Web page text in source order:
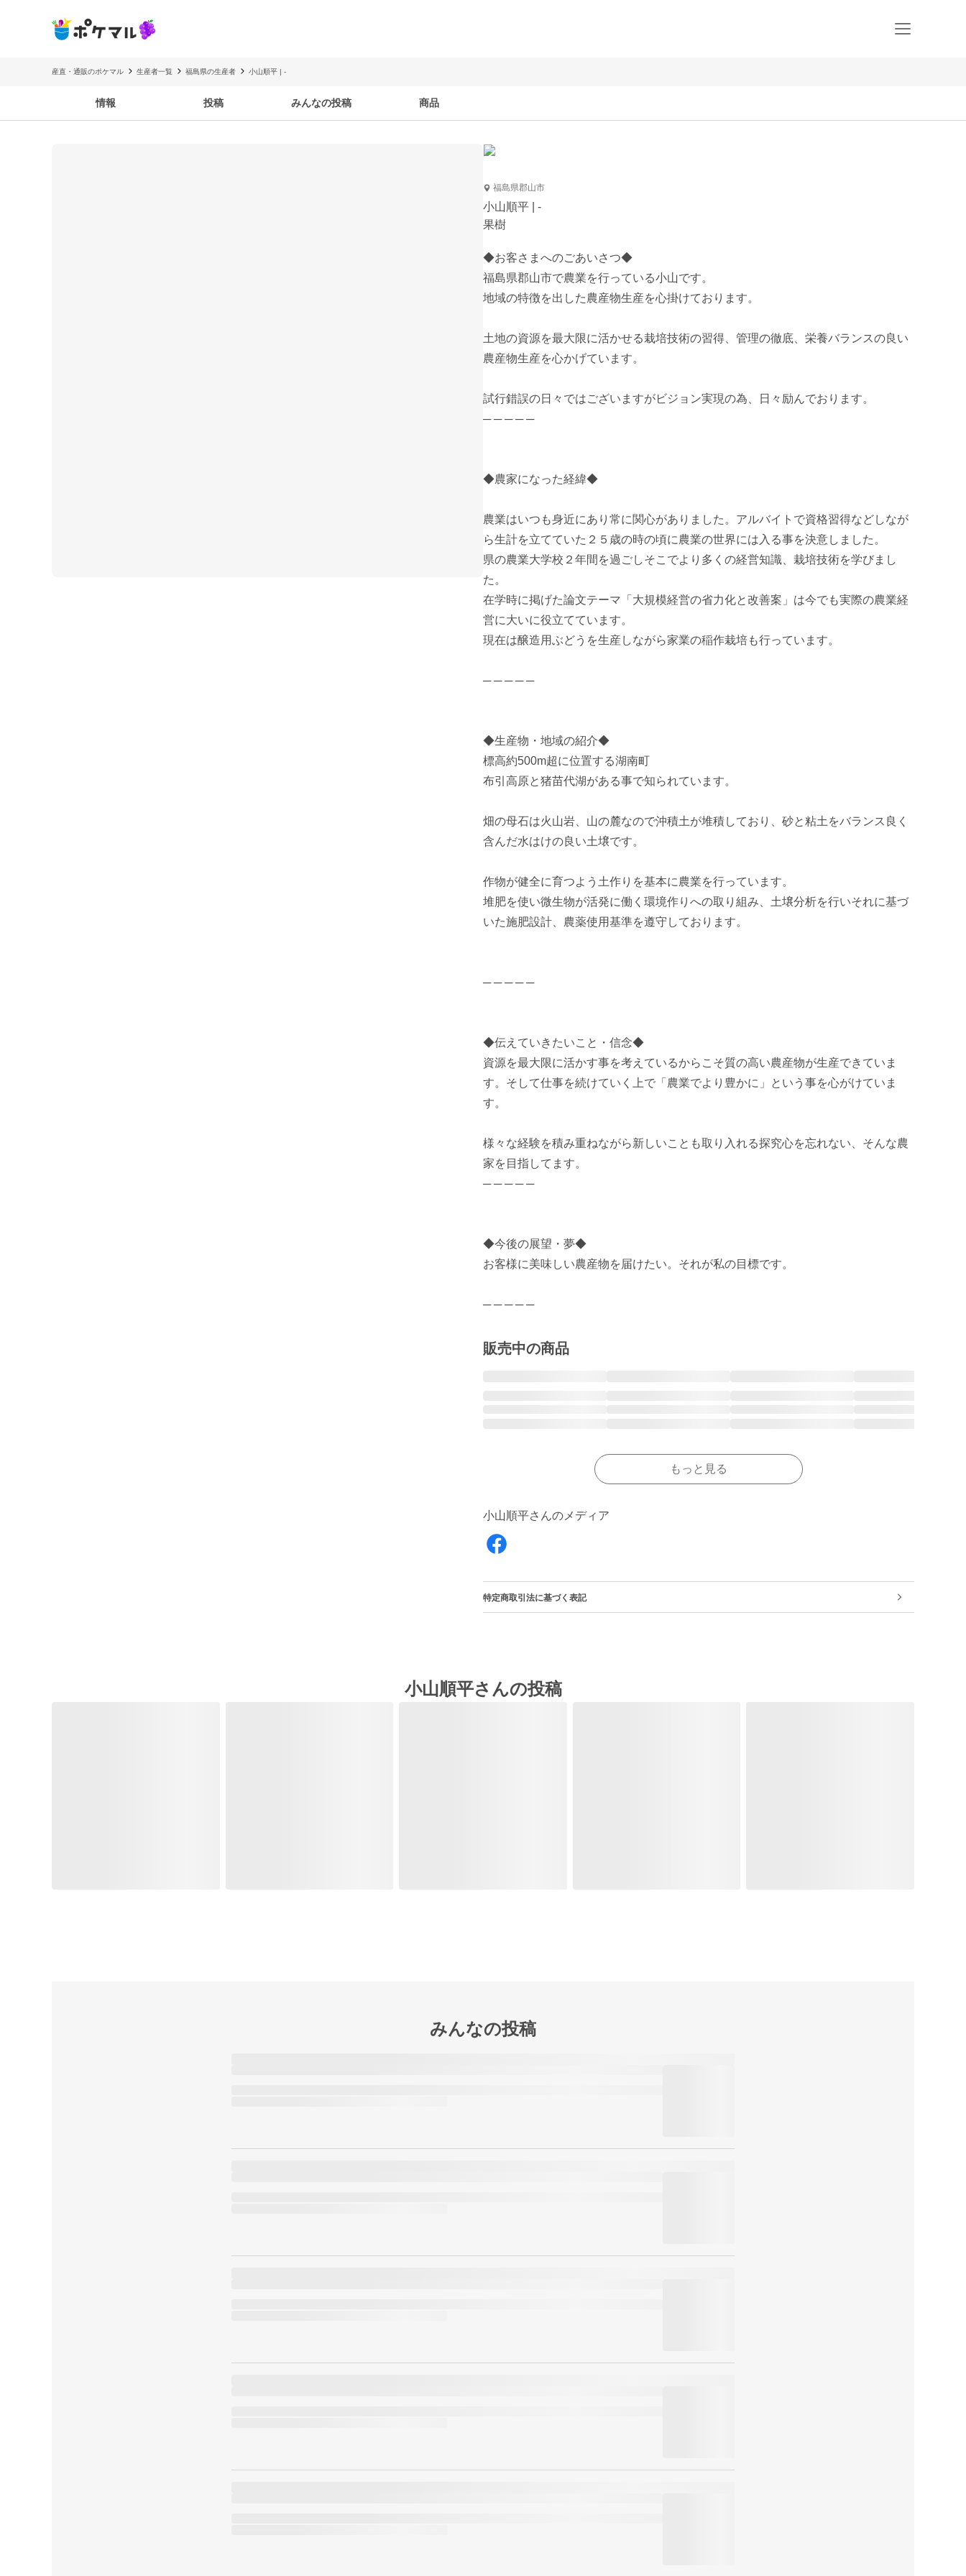
産直・通販のポケマル 生産者一覧 福島県の生産者 小山順平 | -
情報 投稿 みんなの投稿 商品
福島県郡山市
小山順平 | -
果樹
◆お客さまへのごあいさつ◆
福島県郡山市で農業を行っている小山です。
地域の特徴を出した農産物生産を心掛けております。
土地の資源を最大限に活かせる栽培技術の習得、管理の徹底、栄養バランスの良い
農産物生産を心かげています。
試行錯誤の日々ではございますがビジョン実現の為、日々励んでおります。
─ ─ ─ ─ ─
◆農家になった経緯◆
農業はいつも身近にあり常に関心がありました。アルバイトで資格習得などしなが
ら生計を立てていた２５歳の時の頃に農業の世界には入る事を決意しました。
県の農業大学校２年間を過ごしそこでより多くの経営知識、栽培技術を学びまし
た。
在学時に掲げた論文テーマ「大規模経営の省力化と改善案」は今でも実際の農業経
営に大いに役立てています。
現在は醸造用ぶどうを生産しながら家業の稲作栽培も行っています。
─ ─ ─ ─ ─
◆生産物・地域の紹介◆
標高約500m超に位置する湖南町
布引高原と猪苗代湖がある事で知られています。
畑の母石は火山岩、山の麓なので沖積土が堆積しており、砂と粘土をバランス良く
含んだ水はけの良い土壌です。
作物が健全に育つよう土作りを基本に農業を行っています。
堆肥を使い微生物が活発に働く環境作りへの取り組み、土壌分析を行いそれに基づ
いた施肥設計、農薬使用基準を遵守しております。
─ ─ ─ ─ ─
◆伝えていきたいこと・信念◆
資源を最大限に活かす事を考えているからこそ質の高い農産物が生産できていま
す。そして仕事を続けていく上で「農業でより豊かに」という事を心がけていま
す。
様々な経験を積み重ねながら新しいことも取り入れる探究心を忘れない、そんな農
家を目指してます。
─ ─ ─ ─ ─
◆今後の展望・夢◆
お客様に美味しい農産物を届けたい。それが私の目標です。
─ ─ ─ ─ ─
販売中の商品
もっと見る
小山順平さんのメディア
特定商取引法に基づく表記
小山順平さんの投稿
みんなの投稿